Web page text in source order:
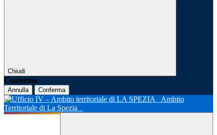
Chiudi
Conferma
Annulla Conferma
Ambito
Territoriale di La Spezia